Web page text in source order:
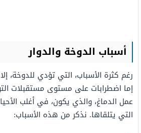
أسباب الدوخة والدوار
رغم كثرة الأسباب، التي تؤدي للدوخة،
إما اضطرابات على مستوى مستقبلات
عمل الدماغ، والذي يكون، في أغلب
التي يتلقاها. نذكر من هذه الأسباب: